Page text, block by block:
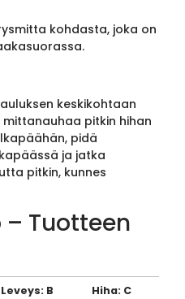
kohdasta, joka on
keskikohtaan
pitkin hihan
pidä
ja jatka
pitkin, kunnes
Tuotteen
Leveys: B
Hiha: C